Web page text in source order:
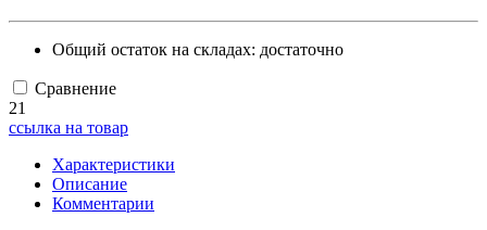
Общий остаток на складах: достаточно
Сравнение
21
ссылка на товар
Характеристики
Описание
Комментарии